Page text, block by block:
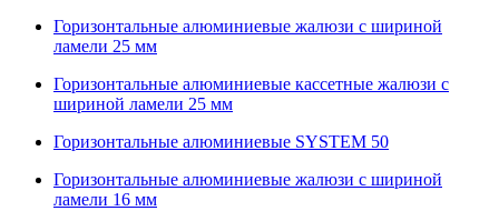
Горизонтальные алюминиевые жалюзи с шириной
ламели 25 мм
Горизонтальные алюминиевые кассетные жалюзи с
шириной ламели 25 мм
Горизонтальные алюминиевые SYSTEM 50
Горизонтальные алюминиевые жалюзи с шириной
ламели 16 мм